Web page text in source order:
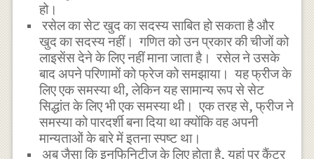
हो।
रसेल का सेट खुद का सदस्य साबित हो सकता है और
खुद का सदस्य नहीं। गणित को उन प्रकार की चीजों को
लाइसेंस देने के लिए नहीं माना जाता है। रसेल ने उसके
बाद अपने परिणामों को फ्रेज को समझाया। यह फ्रीज के
लिए एक समस्या थी, लेकिन यह सामान्य रूप से सेट
सिद्धांत के लिए भी एक समस्या थी। एक तरह से, फ्रीज ने
समस्या को पारदर्शी बना दिया था क्योंकि वह अपनी
मान्यताओं के बारे में इतना स्पष्ट था।
अब जैसा कि इनफिनिटीज के लिए होता है, यहां पर कैंटर